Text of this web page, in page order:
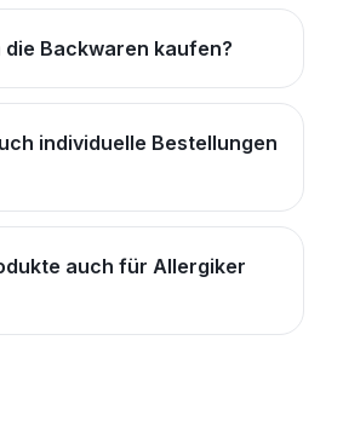
die Backwaren kaufen?
individuelle Bestellungen
auch für Allergiker